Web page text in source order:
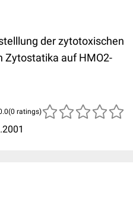
der zytotoxischen
Zytostatika auf HMO2-
(0 ratings)